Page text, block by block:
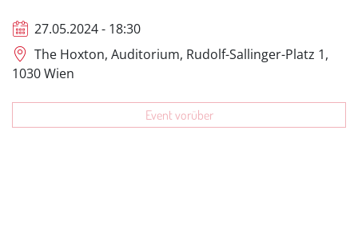
27.05.2024 - 18:30
The Hoxton, Auditorium, Rudolf-Sallinger-Platz 1,
1030 Wien
Event vorüber